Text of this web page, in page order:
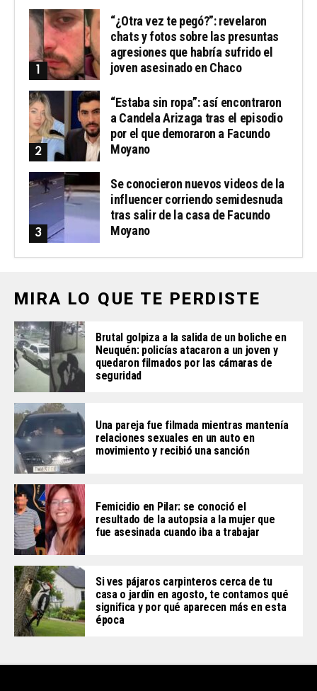
“¿Otra vez te pegó?”: revelaron
chats y fotos sobre las presuntas
agresiones que habría sufrido el
joven asesinado en Chaco
“Estaba sin ropa”: así encontraron
a Candela Arizaga tras el episodio
por el que demoraron a Facundo
Moyano
Se conocieron nuevos videos de la
influencer corriendo semidesnuda
tras salir de la casa de Facundo
Moyano
MIRA LO QUE TE PERDISTE
Brutal golpiza a la salida de un boliche en
Neuquén: policías atacaron a un joven y
quedaron filmados por las cámaras de
seguridad
Una pareja fue filmada mientras mantenía
relaciones sexuales en un auto en
movimiento y recibió una sanción
Femicidio en Pilar: se conoció el
resultado de la autopsia a la mujer que
fue asesinada cuando iba a trabajar
Si ves pájaros carpinteros cerca de tu
casa o jardín en agosto, te contamos qué
significa y por qué aparecen más en esta
época